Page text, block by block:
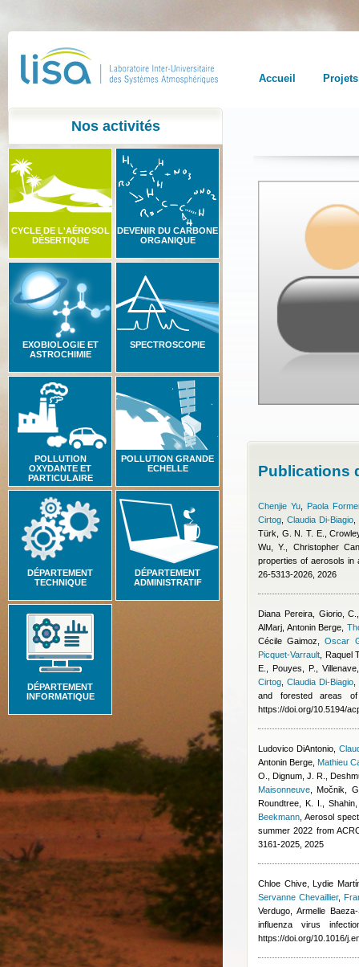
Accueil Projets
Nos activités
CYCLE DE L'AÉROSOL
DÉSERTIQUE
DEVENIR DU CARBONE
ORGANIQUE
EXOBIOLOGIE ET
ASTROCHIMIE
SPECTROSCOPIE
POLLUTION
OXYDANTE ET
PARTICULAIRE
POLLUTION GRANDE
ECHELLE
DÉPARTEMENT
TECHNIQUE
DÉPARTEMENT
ADMINISTRATIF
DÉPARTEMENT
INFORMATIQUE
Publications
Chenjie Yu
Paola
Cirtog ,Claudia Di-Biagio
Türk, G. N. T. E.,
Wu, Y.
Christopher
properties of aerosols
26-5313-2026, 2026
Diana Pereira, Giorio, C.
AlMarj Antonin Berge
Cécile Gaimoz ,Oscar
Picquet-Varrault
Raquel
E., Pouyes, P.,
Cirtog ,Claudia Di-Biagio
and forested areas
https://doi.org/10.5194/
Ludovico DiAntonio,
Antonin Berge ,Mathieu
O., Dignum, J. R.,
Maisonneuve ,Močnik,
Roundtree, K. I.,
Beekmann , Aerosol
summer 2022 from
3161-2025, 2025
Chloe Chive, Lydie
Servanne Chevaillier,
Verdugo, Armelle Baeza-
influenza virus
https://doi.org/10.1016/